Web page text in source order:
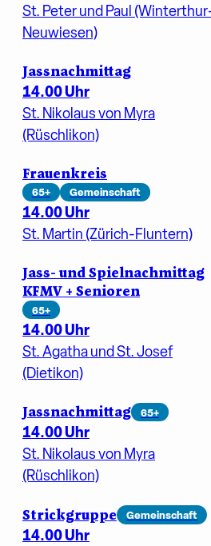
St. Peter und Paul
Neuwiesen)
Jassnachmittag
14.00 Uhr
St. Nikolaus von Myra
(Rüschlikon)
Frauenkreis
65+ Gemeinschaft
14.00 Uhr
St. Martin (Zürich-Fluntern)
Jass- und Spielnachmittag
KFMV + Senioren
65+
14.00 Uhr
St. Agatha und St. Josef
(Dietikon)
Jassnachmittag 65+
14.00 Uhr
St. Nikolaus von Myra
(Rüschlikon)
Strickgruppe Gemeinschaft
14.00 Uhr